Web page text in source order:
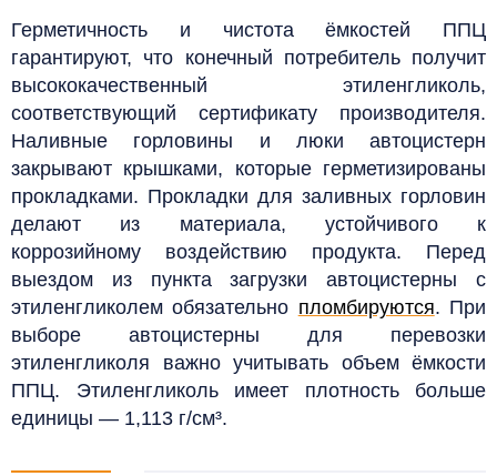
Герметичность и чистота ёмкостей ППЦ
гарантируют, что конечный потребитель получит
высококачественный этиленгликоль,
соответствующий сертификату производителя.
Наливные горловины и люки автоцистерн
закрывают крышками, которые герметизированы
прокладками. Прокладки для заливных горловин
делают из материала, устойчивого к
коррозийному воздействию продукта. Перед
выездом из пункта загрузки автоцистерны с
этиленгликолем обязательно пломбируются. При
выборе автоцистерны для перевозки
этиленгликоля важно учитывать объем ёмкости
ППЦ. Этиленгликоль имеет плотность больше
единицы — 1,113 г/см³.